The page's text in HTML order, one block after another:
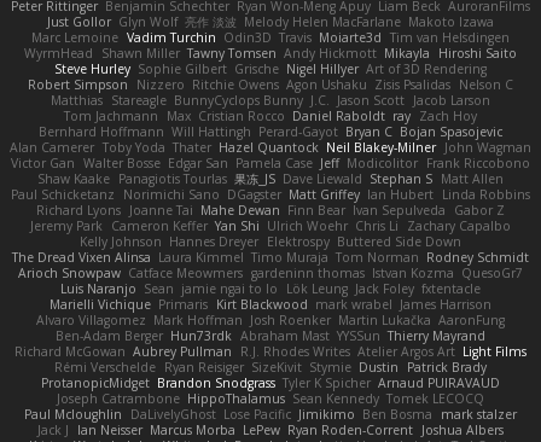
Peter Rittinger Benjamin Schechter Ryan Won-Meng Apuy Liam Beck AuroranFilms
Just Gollor Glyn Wolf 亮作 淡波 Melody Helen MacFarlane Makoto Izawa
Marc Lemoine Vadim Turchin Odin3D Travis Moiarte3d Tim van Helsdingen
WyrmHead
Shawn Miller Tawny Tomsen Andy Hickmott Mikayla
Hiroshi Saito
Steve Hurley Sophie Gilbert Grische Nigel Hillyer Art of 3D Rendering
Robert Simpson
Nizzero Ritchie Owens Agon Ushaku Zisis Psalidas Nelson C
Matthias Stareagle BunnyCyclops Bunny J.C. Jason Scott Jacob Larson
Tom Jachmann
Max Cristian Rocco Daniel Raboldt ray Zach Hoy
Bernhard Hoffmann Will Hattingh Perard-Gayot Bryan C Bojan Spasojevic
Alan Camerer Toby Yoda Thater Hazel Quantock Neil Blakey-Milner John Wagman
Victor Gan Walter Bosse Edgar San Pamela Case Jeff Modicolitor Frank Riccobono
Shaw Kaake Panagiotis Tourlas 果冻_JS Dave Liewald Stephan S Matt Allen
Paul Schicketanz
Norimichi Sano DGagster Matt Griffey Ian Hubert Linda Robbins
Richard Lyons Joanne Tai Mahe Dewan Finn Bear Ivan Sepulveda
Gabor Z
Jeremy Park
Cameron Keffer Yan Shi Ulrich Woehr Chris Li
Zachary Capalbo
Kelly Johnson Hannes Dreyer Elektrospy Buttered Side Down
The Dread Vixen Alinsa Laura Kimmel Timo Muraja Tom Norman Rodney Schmidt
Arioch Snowpaw Catface Meowmers gardeninn thomas Istvan Kozma QuesoGr7
Luis Naranjo Sean jamie ngai to lo Lök Leung Jack Foley fxtentacle
Marielli Vichique Primaris Kirt Blackwood mark wrabel James Harrison
Alvaro Villagomez Mark Hoffman Josh Roenker Martin Lukačka AaronFung
Ben-Adam Berger Hun73rdk Abraham Mast YYSSun Thierry Mayrand
Richard McGowan Aubrey Pullman R.J. Rhodes Writes Atelier Argos Art Light Films
Rémi Verschelde Ryan Reisiger SizeKivit Stymie Dustin
Patrick Brady
ProtanopicMidget Brandon Snodgrass Tyler K Spicher Arnaud PUIRAVAUD
Joseph Catrambone HippoThalamus Sean Kennedy Tomek LECOCQ
Paul Mcloughlin
DaLivelyGhost Lose Pacific Jimikimo Ben Bosma
mark stalzer
Jack J
Ian Neisser Marcus Morba LePew Ryan Roden-Corrent Joshua Albers